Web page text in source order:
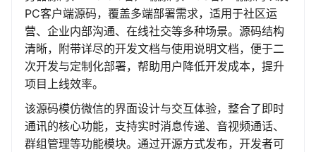
PC客户端源码，覆盖多端部署需求，适用于社区运
营、企业内部沟通、在线社交等多种场景。源码结构
清晰，附带详尽的开发文档与使用说明文档，便于二
次开发与定制化部署，帮助用户降低开发成本，提升
项目上线效率。
该源码模仿微信的界面设计与交互体验，整合了即时
通讯的核心功能，支持实时消息传递、音视频通话、
群组管理等功能模块。通过开源方式发布，开发者可